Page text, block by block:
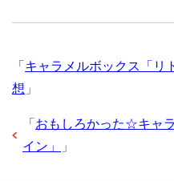
「 キャラメルボックス「リ
想 」
「 おもしろかった☆キャ
イン」
」